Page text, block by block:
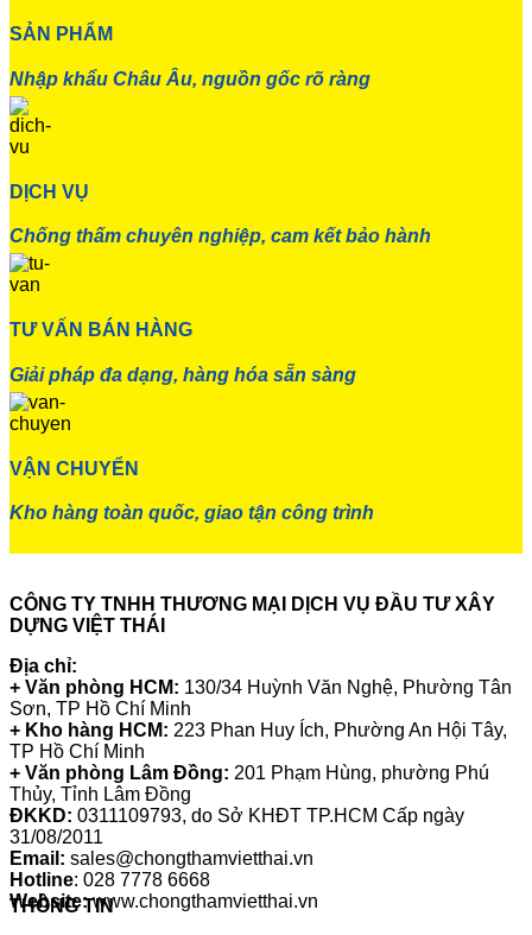
SẢN PHẨM
Nhập khẩu Châu Âu, nguồn gốc rõ ràng
DỊCH VỤ
Chống thấm chuyên nghiệp, cam kết bảo hành
TƯ VẤN BÁN HÀNG
Giải pháp đa dạng, hàng hóa sẵn sàng
VẬN CHUYỂN
Kho hàng toàn quốc, giao tận công trình
CÔNG TY TNHH THƯƠNG MẠI DỊCH VỤ ĐẦU TƯ XÂY
DỰNG VIỆT THÁI
Địa chỉ:
+ Văn phòng HCM: 130/34 Huỳnh Văn Nghệ, Phường Tân
Sơn, TP Hồ Chí Minh
+ Kho hàng HCM: 223 Phan Huy Ích, Phường An Hội Tây,
TP Hồ Chí Minh
+ Văn phòng Lâm Đồng: 201 Phạm Hùng, phường Phú
Thủy, Tỉnh Lâm Đồng
ĐKKD: 0311109793, do Sở KHĐT TP.HCM Cấp ngày
31/08/2011
Email: sales@chongthamvietthai.vn
Hotline: 028 7778 6668
Website:www.chongthamvietthai.vn
THÔNG TIN